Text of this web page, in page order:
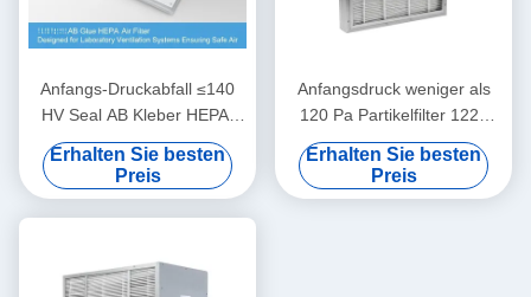
Anfangs-Druckabfall ≤140
HV Seal AB Kleber HEPA-
Luftfilter, konzipiert für
Laborbelüftungssysteme, die
sichere Luft gewährleisten
Erhalten Sie besten
Preis
Anfangsdruck weniger als
120 Pa Partikelfilter 1220
610 150 mm Maßgrößen für
die Luftfiltration in
medizinischen Einrichtungen
Erhalten Sie besten
Preis